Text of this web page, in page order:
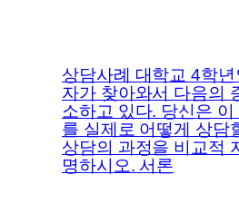
상담사례 대학교 4학
자가 찾아와서 다음의
소하고 있다. 당신은 이
를 실제로 어떻게 상담
상담의 과정을 비교적
명하시오. 서론